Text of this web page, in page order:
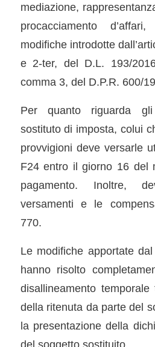
mediazione,
procacciamento
modifiche introdotte
e 2-ter, del D.L. 193/
comma 3, del D.P.R. 600/
Per quanto riguarda
sostituto di imposta, colui
provvigioni deve versarle
F24 entro il giorno 16 del
pagamento. Inoltre,
versamenti e le
770.
Le modifiche apportate
hanno risolto
disallineamento
della ritenuta da parte del
la presentazione della
del soggetto sostituito.